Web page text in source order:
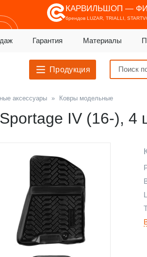
КАРВИЛЬШОП —
брендов LUZAR, TRIALLI,
Гарантия Материалы
Продукция
аксессуары » Ковры модельные
IV (16-), 4